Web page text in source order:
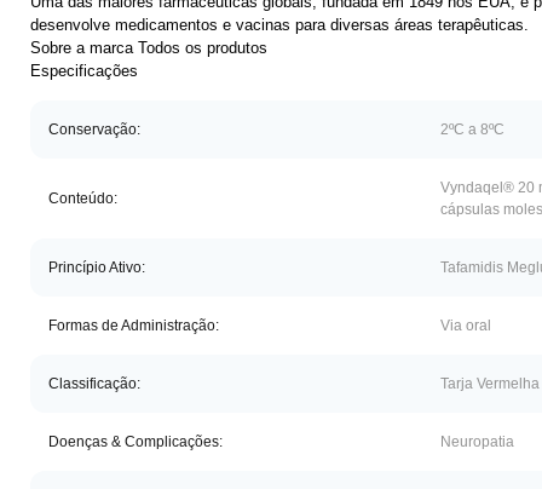
desenvolve medicamentos e vacinas para diversas áreas terapêuticas.
Sobre a marca Todos os produtos
Especificações
Conservação: 2ºC a 8ºC
Conteúdo:
Vyndaqel® 20
cápsulas moles.
Princípio Ativo: Tafamidis
Formas de Administração: Via oral
Classificação: Tarja Vermelha
Doenças & Complicações: Neuropatia